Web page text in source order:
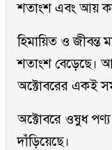
শতাংশ এবং আয়
হিমায়িত ও জীবন্ত
শতাংশ বেড়েছে।
অক্টোবরের একই
অক্টোবরে ওষুধ পণ্য
দাঁড়িয়েছে।